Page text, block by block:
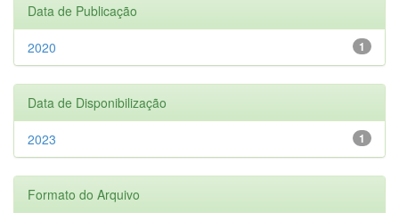
Data de Publicação
1
2020
Data de Disponibilização
1
2023
Formato do Arquivo